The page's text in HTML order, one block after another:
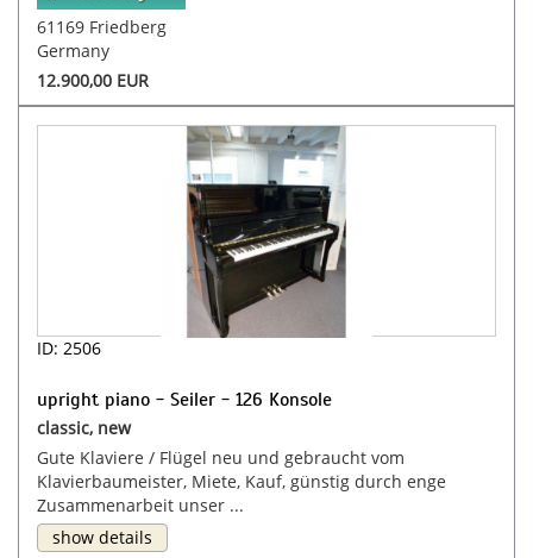
61169 Friedberg
Germany
12.900,00 EUR
ID: 2506
upright piano - Seiler - 126 Konsole
classic, new
Gute Klaviere / Flügel neu und gebraucht vom
Klavierbaumeister, Miete, Kauf, günstig durch enge
Zusammenarbeit unser ...
show details